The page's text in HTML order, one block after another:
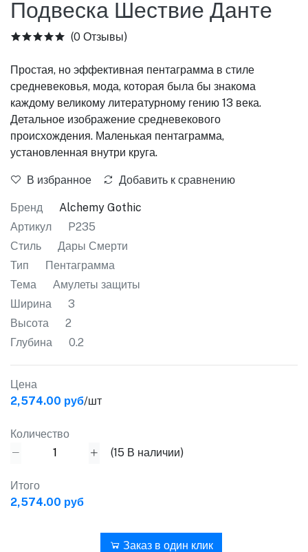
Подвеска Шествие Данте
(0 Отзывы)
Простая, но эффективная пентаграмма в стиле
средневековья, мода, которая была бы знакома
каждому великому литературному гению 13 века.
Детальное изображение средневекового
происхождения. Маленькая пентаграмма,
установленная внутри круга.
В избранное Добавить к сравнению
Бренд
Alchemy Gothic
Артикул
P235
Стиль
Дары Смерти
Тип
Пентаграмма
Тема
Амулеты защиты
Ширина
3
Высота
2
Глубина
0.2
Цена
2,574.00 руб/шт
Количество
(15 В наличии)
Итого
2,574.00 руб
Заказ в один клик